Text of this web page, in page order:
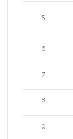
5
6
7
8
9